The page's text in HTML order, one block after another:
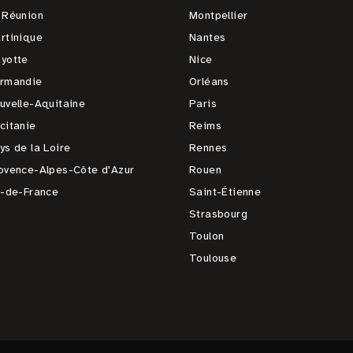
Aquitaine
de la Loire
Alpes-Côte d'Azur
de-France
Montpellier
Nantes
Nice
Orléans
Paris
Reims
Rennes
Rouen
Saint-Étienne
Strasbourg
Toulon
Toulouse